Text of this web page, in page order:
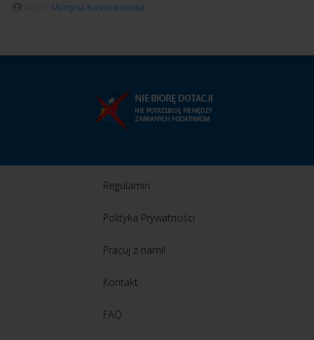
Martyna Kosienkowska
Regulamin
Polityka Prywatności
Pracuj z nami!
Kontakt
FAQ